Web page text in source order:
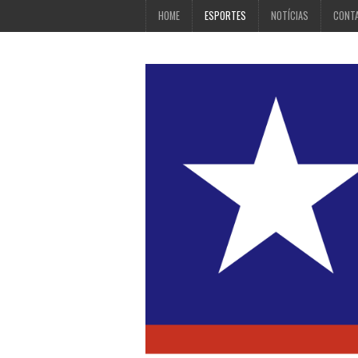
HOME ESPORTES NOTÍCIAS